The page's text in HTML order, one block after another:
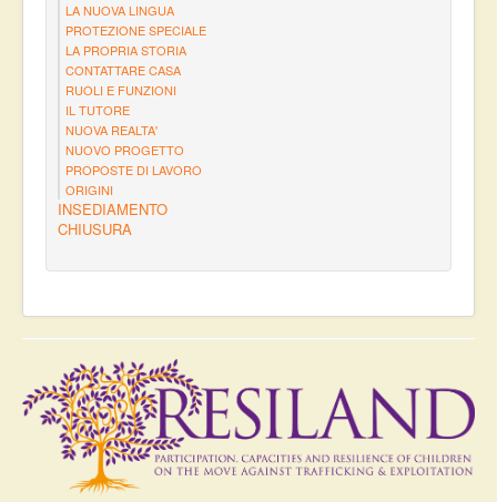
LA NUOVA LINGUA
PROTEZIONE SPECIALE
LA PROPRIA STORIA
CONTATTARE CASA
RUOLI E FUNZIONI
IL TUTORE
NUOVA REALTA'
NUOVO PROGETTO
PROPOSTE DI LAVORO
ORIGINI
INSEDIAMENTO
CHIUSURA